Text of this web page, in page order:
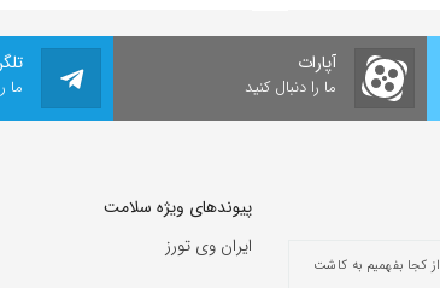
ما
آپارات
ما را دنبال کنید
از کجا بفهمیم به کاشت
پیوندهای ویژه سلامت
ایران وی تورز